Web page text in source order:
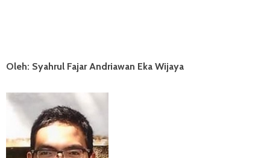
Oleh: Syahrul Fajar Andriawan Eka Wijaya